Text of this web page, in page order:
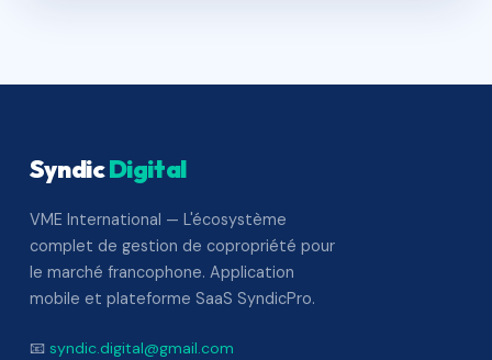
SyndicDigital
VME International — L'écosystème
complet de gestion de copropriété pour
le marché francophone. Application
mobile et plateforme SaaS SyndicPro.
📧 syndic.digital@gmail.com